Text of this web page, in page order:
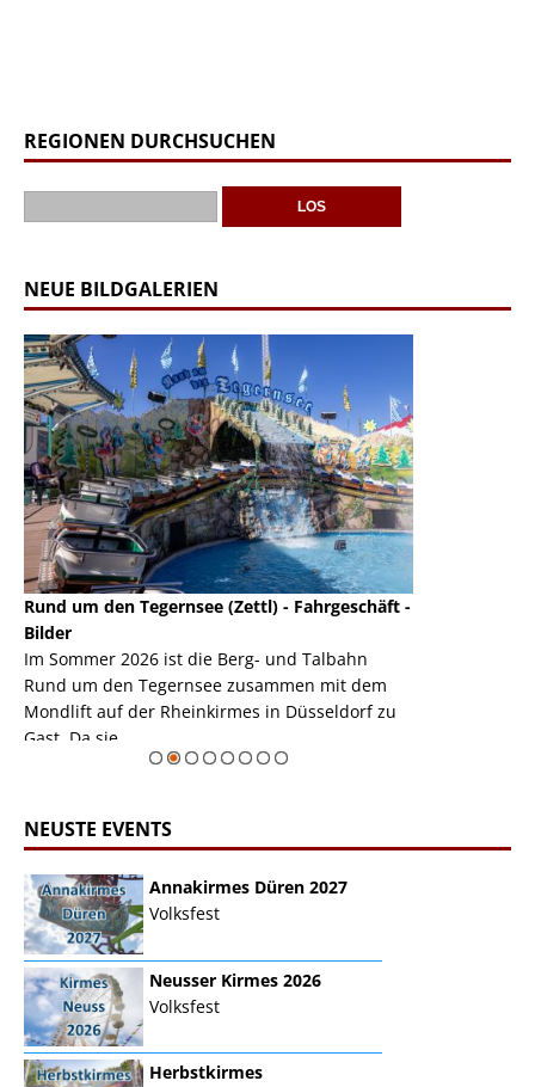
REGIONEN DURCHSUCHEN
NEUE BILDGALERIEN
Rund um den Tegernsee (Zettl) - Fahrgeschäft -
Bilder
Im Sommer 2026 ist die Berg- und Talbahn
Rund um den Tegernsee zusammen mit dem
Mondlift auf der Rheinkirmes in Düsseldorf zu
Gast. Da sie ...
NEUSTE EVENTS
Annakirmes Düren 2027
Volksfest
Neusser Kirmes 2026
Volksfest
Herbstkirmes